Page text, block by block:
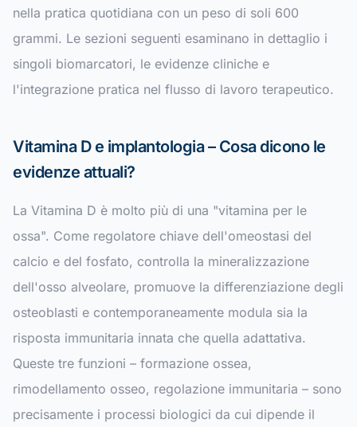
nella pratica quotidiana con un peso di soli 600
grammi. Le sezioni seguenti esaminano in dettaglio i
singoli biomarcatori, le evidenze cliniche e
l'integrazione pratica nel flusso di lavoro terapeutico.
Vitamina D e implantologia – Cosa dicono le
evidenze attuali?
La Vitamina D è molto più di una "vitamina per le
ossa". Come regolatore chiave dell'omeostasi del
calcio e del fosfato, controlla la mineralizzazione
dell'osso alveolare, promuove la differenziazione degli
osteoblasti e contemporaneamente modula sia la
risposta immunitaria innata che quella adattativa.
Queste tre funzioni – formazione ossea,
rimodellamento osseo, regolazione immunitaria – sono
precisamente i processi biologici da cui dipende il